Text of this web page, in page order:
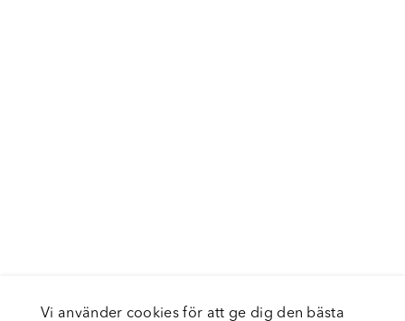
Vi använder cookies för att ge dig den bästa